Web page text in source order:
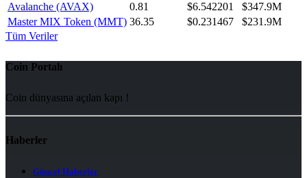
Avalanche (AVAX)
0.81 $6.542201
$347.9M
Master MIX Token (MMT) 36.35 $0.231467
$231.9M
Tüm Veriler
Coin Portalı
Coin dünyasına açılan kapı !
Haberler
Güncel Haberler